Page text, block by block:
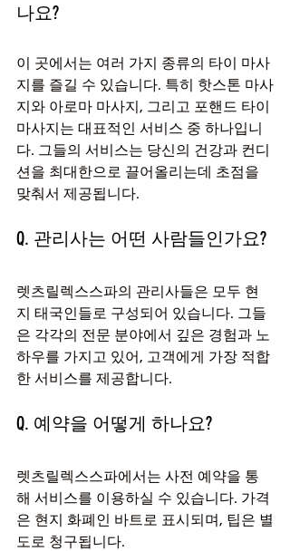
나요?
이 곳에서는 여러 가지 종류의 타이 마사
지를 즐길 수 있습니다. 특히 핫스톤 마사
지와 아로마 마사지, 그리고 포핸드 타이
마사지는 대표적인 서비스 중 하나입니
다. 그들의 서비스는 당신의 건강과 컨디
션을 최대한으로 끌어올리는데 초점을
맞춰서 제공됩니다.
Q. 관리사는 어떤 사람들인가요?
렛츠릴렉스스파의 관리사들은 모두 현
지 태국인들로 구성되어 있습니다. 그들
은 각각의 전문 분야에서 깊은 경험과 노
하우를 가지고 있어, 고객에게 가장 적합
한 서비스를 제공합니다.
Q. 예약을 어떻게 하나요?
렛츠릴렉스스파에서는 사전 예약을 통
해 서비스를 이용하실 수 있습니다. 가격
은 현지 화폐인 바트로 표시되며, 팁은 별
도로 청구됩니다.